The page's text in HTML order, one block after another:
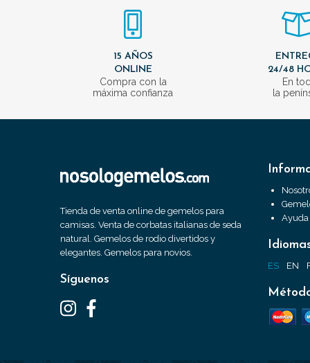
15 AÑOS
ONLINE
Compra con la
máxima confianza
24/48
En
la
Tienda de venta online de gemelos para
camisas. Venta de corbatas italianas de seda
natural. Gemelos de rodio divertidos y
elegantes. Gemelos para novios.
Síguenos
Ayuda
ES EN